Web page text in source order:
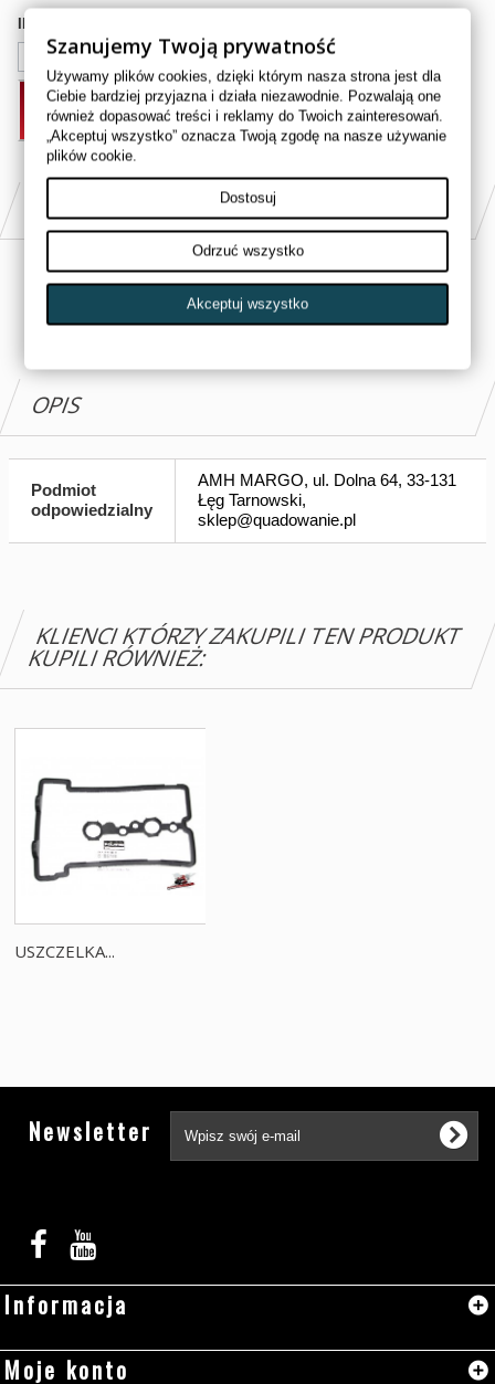
DODAJ DO KOSZYKA
PASUJE DO
POLARIS 900cc RZR 2011
POLARIS 900cc RZR 2012
OPIS
Podmiot
odpowiedzialny
AMH MARGO, ul. Dolna 64, 33-131
Łęg Tarnowski,
sklep@quadowanie.pl
KLIENCI KTÓRZY ZAKUPILI TEN PRODUKT
KUPILI RÓWNIEŻ:
USZCZELKA...
Newsletter
Informacja
Moje konto
Szanujemy Twoją prywatność
Używamy plików cookies, dzięki którym nasza strona jest dla
Ciebie bardziej przyjazna i działa niezawodnie. Pozwalają one
również dopasować treści i reklamy do Twoich zainteresowań.
„Akceptuj wszystko” oznacza Twoją zgodę na nasze używanie
plików cookie.
Dostosuj
Odrzuć wszystko
Akceptuj wszystko